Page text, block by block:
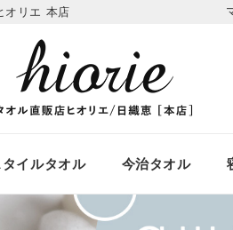
オリエ 本店
イルタオル 今治タオル